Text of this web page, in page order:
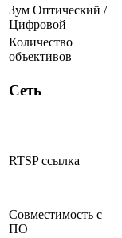
Зум Оптический /
Цифровой
Количество
объективов
Сеть
RTSP ссылка
Совместимость с
ПО